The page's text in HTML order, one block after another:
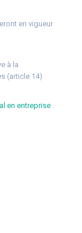
en vigueur
à la
(article 14)
en entreprise